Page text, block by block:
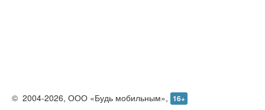
© 2004-2026, ООО «Будь мобильным», 16+